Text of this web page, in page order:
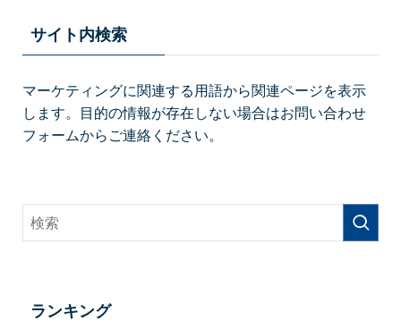
サイト内検索
マーケティングに関連する用語から関連ページを表示
します。目的の情報が存在しない場合はお問い合わせ
フォームからご連絡ください。
ランキング